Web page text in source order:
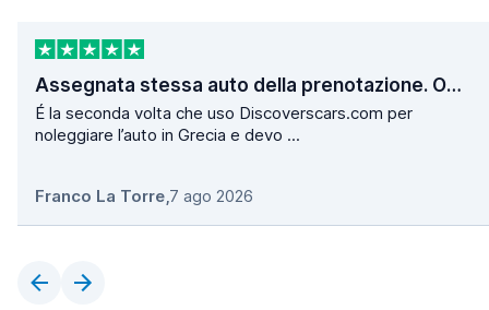
Assegnata stessa auto della prenotazione. Operazioni di ritiro e consegna velocissime.
É la seconda volta che uso Discoverscars.com per
noleggiare l’auto in Grecia e devo ...
Franco La Torre,7 ago 2026